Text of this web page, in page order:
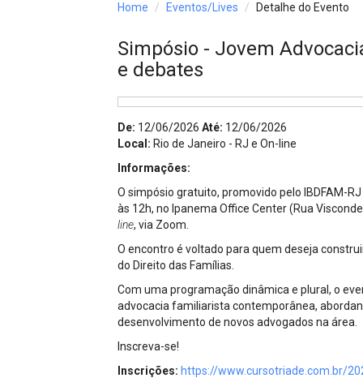
Alienação Parental
Encontre um Escritório
IBDFAM Educacional
Home Eventos/Lives Detalhe do Evento
Simpósio - Jovem
e debates
De: 12/06/2026 Até: 12/06/2026
Local: Rio de Janeiro - RJ e On-line
Informações:
O simpósio gratuito, promovido pelo IBDFAM-
às 12h, no Ipanema Office Center (Rua
line, via Zoom.
O encontro é voltado para quem deseja
do Direito das Famílias.
Com uma programação dinâmica e plural, o
advocacia familiarista contemporânea,
desenvolvimento de novos advogados na área.
Inscreva-se!
Inscrições: https://www.cursotriade.com.br/